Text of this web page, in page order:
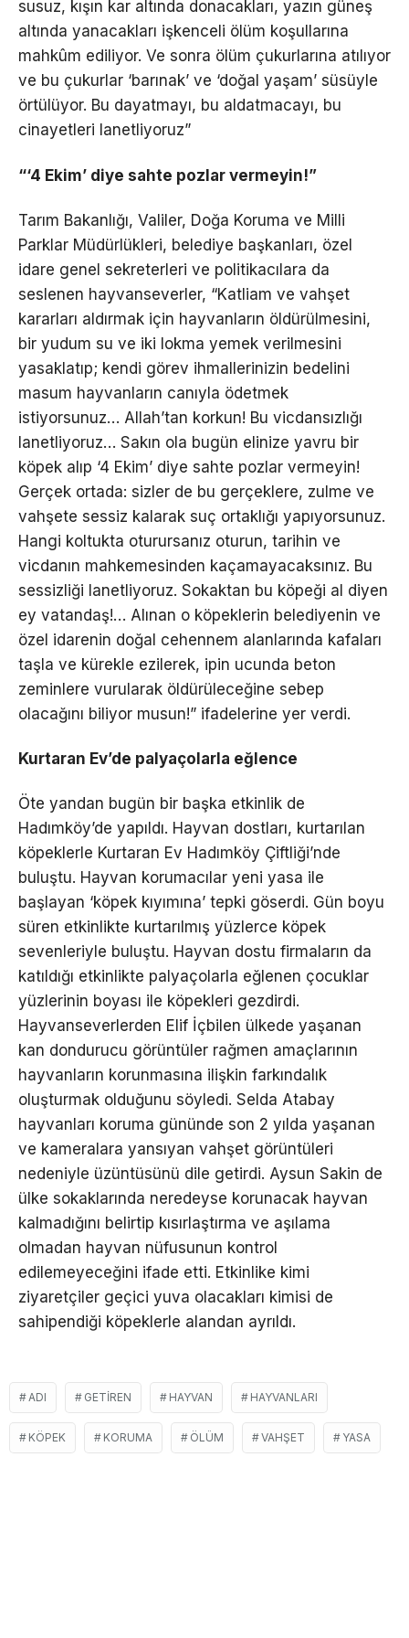
susuz, kışın kar altında donacakları, yazın güneş
altında yanacakları işkenceli ölüm koşullarına
mahkûm ediliyor. Ve sonra ölüm çukurlarına atılıyor
ve bu çukurlar ‘barınak’ ve ‘doğal yaşam’ süsüyle
örtülüyor. Bu dayatmayı, bu aldatmacayı, bu
cinayetleri lanetliyoruz”
“‘4 Ekim’ diye sahte pozlar vermeyin!”
Tarım Bakanlığı, Valiler, Doğa Koruma ve Milli
Parklar Müdürlükleri, belediye başkanları, özel
idare genel sekreterleri ve politikacılara da
seslenen hayvanseverler, “Katliam ve vahşet
kararları aldırmak için hayvanların öldürülmesini,
bir yudum su ve iki lokma yemek verilmesini
yasaklatıp; kendi görev ihmallerinizin bedelini
masum hayvanların canıyla ödetmek
istiyorsunuz… Allah’tan korkun! Bu vicdansızlığı
lanetliyoruz… Sakın ola bugün elinize yavru bir
köpek alıp ‘4 Ekim’ diye sahte pozlar vermeyin!
Gerçek ortada: sizler de bu gerçeklere, zulme ve
vahşete sessiz kalarak suç ortaklığı yapıyorsunuz.
Hangi koltukta oturursanız oturun, tarihin ve
vicdanın mahkemesinden kaçamayacaksınız. Bu
sessizliği lanetliyoruz. Sokaktan bu köpeği al diyen
ey vatandaş!… Alınan o köpeklerin belediyenin ve
özel idarenin doğal cehennem alanlarında kafaları
taşla ve kürekle ezilerek, ipin ucunda beton
zeminlere vurularak öldürüleceğine sebep
olacağını biliyor musun!” ifadelerine yer verdi.
Kurtaran Ev’de palyaçolarla eğlence
Öte yandan bugün bir başka etkinlik de
Hadımköy’de yapıldı. Hayvan dostları, kurtarılan
köpeklerle Kurtaran Ev Hadımköy Çiftliği’nde
buluştu. Hayvan korumacılar yeni yasa ile
başlayan ‘köpek kıyımına’ tepki göserdi. Gün boyu
süren etkinlikte kurtarılmış yüzlerce köpek
sevenleriyle buluştu. Hayvan dostu firmaların da
katıldığı etkinlikte palyaçolarla eğlenen çocuklar
yüzlerinin boyası ile köpekleri gezdirdi.
Hayvanseverlerden Elif İçbilen ülkede yaşanan
kan dondurucu görüntüler rağmen amaçlarının
hayvanların korunmasına ilişkin farkındalık
oluşturmak olduğunu söyledi. Selda Atabay
hayvanları koruma gününde son 2 yılda yaşanan
ve kameralara yansıyan vahşet görüntüleri
nedeniyle üzüntüsünü dile getirdi. Aysun Sakin de
ülke sokaklarında neredeyse korunacak hayvan
kalmadığını belirtip kısırlaştırma ve aşılama
olmadan hayvan nüfusunun kontrol
edilemeyeceğini ifade etti. Etkinlike kimi
ziyaretçiler geçici yuva olacakları kimisi de
sahipendiği köpeklerle alandan ayrıldı.
ADI GETIREN HAYVAN HAYVANLARI
KÖPEK KORUMA ÖLÜM VAHŞET YASA